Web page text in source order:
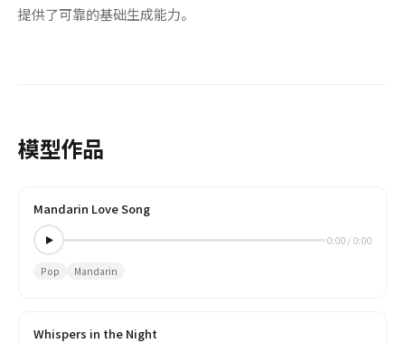
提供了可靠的基础生成能力。
模型作品
Mandarin Love Song
0:00 / 0:00
Pop Mandarin
Whispers in the Night